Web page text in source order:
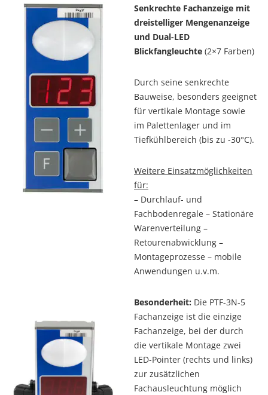
Senkrechte Fachanzeige mit
dreistelliger Mengenanzeige
und Dual-LED
Blickfangleuchte (2×7 Farben)
Durch seine senkrechte
Bauweise, besonders geeignet
für vertikale Montage sowie
im Palettenlager und im
Tiefkühlbereich (bis zu -30°C).
Weitere Einsatzmöglichkeiten
für:
– Durchlauf- und
Fachbodenregale – Stationäre
Warenverteilung –
Retourenabwicklung –
Montageprozesse – mobile
Anwendungen u.v.m.
Besonderheit: Die PTF-3N-5
Fachanzeige ist die einzige
Fachanzeige, bei der durch
die vertikale Montage zwei
LED-Pointer (rechts und links)
zur zusätzlichen
Fachausleuchtung möglich